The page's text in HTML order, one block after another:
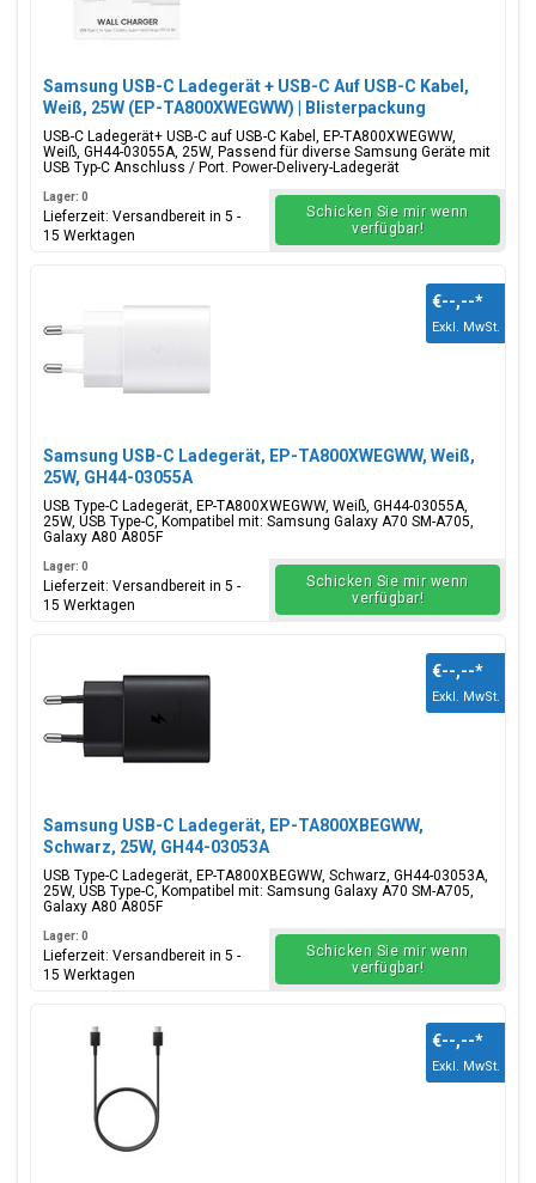
Samsung USB-C Ladegerät + USB-C Auf USB-C Kabel,
Weiß, 25W (EP-TA800XWEGWW) | Blisterpackung
USB-C Ladegerät+ USB-C auf USB-C Kabel, EP-TA800XWEGWW,
Weiß, GH44-03055A, 25W, Passend für diverse Samsung Geräte mit
USB Typ-C Anschluss / Port. Power-Delivery-Ladegerät
Lager: 0
Lieferzeit: Versandbereit in 5 -
15 Werktagen
Schicken Sie mir wenn
verfügbar!
Samsung USB-C Ladegerät, EP-TA800XWEGWW, Weiß,
25W, GH44-03055A
USB Type-C Ladegerät, EP-TA800XWEGWW, Weiß, GH44-03055A,
25W, USB Type-C, Kompatibel mit: Samsung Galaxy A70 SM-A705,
Galaxy A80 A805F
€--,--*
Exkl. MwSt.
Lager: 0
Lieferzeit: Versandbereit in 5 -
15 Werktagen
Schicken Sie mir wenn
verfügbar!
Samsung USB-C Ladegerät, EP-TA800XBEGWW,
Schwarz, 25W, GH44-03053A
USB Type-C Ladegerät, EP-TA800XBEGWW, Schwarz, GH44-03053A,
25W, USB Type-C, Kompatibel mit: Samsung Galaxy A70 SM-A705,
Galaxy A80 A805F
€--,--*
Exkl. MwSt.
Lager: 0
Lieferzeit: Versandbereit in 5 -
15 Werktagen
Schicken Sie mir wenn
verfügbar!
€--,--*
Exkl. MwSt.